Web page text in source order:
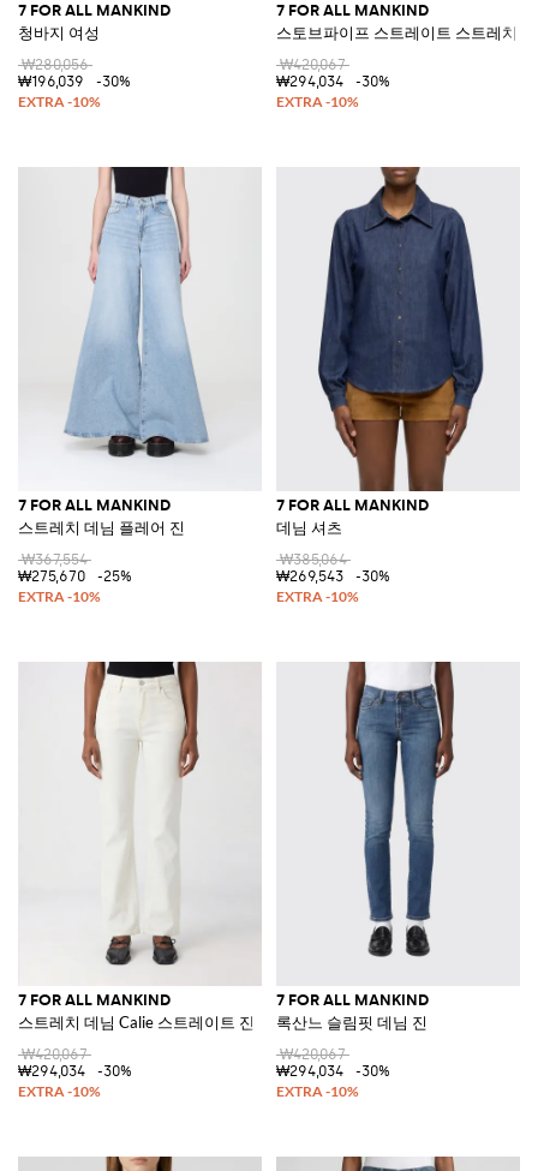
7 FOR ALL MANKIND
청바지 여성
₩280,056
₩196,039
-30%
7 FOR ALL MANKIND
스토브파이프 스트레이트 스트레치
₩420,067
₩294,034
-30%
7 FOR ALL MANKIND
스트레치 데님 플레어 진
₩367,554
₩275,670
-25%
7 FOR ALL MANKIND
데님 셔츠
₩385,064
₩269,543
-30%
7 FOR ALL MANKIND
스트레치 데님 Calie 스트레이트 진
₩420,067
₩294,034
-30%
7 FOR ALL MANKIND
록산느 슬림핏 데님 진
₩420,067
₩294,034
-30%